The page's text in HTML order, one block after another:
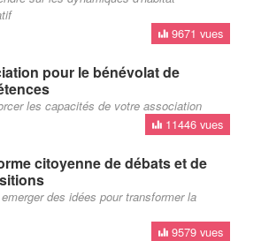
9671 vues
pour le bénévolat de
les capacités de votre association
11446 vues
citoyenne de débats et de
des idées pour transformer la
9579 vues